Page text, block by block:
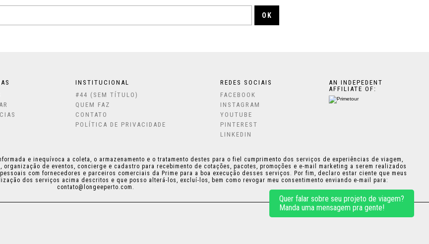
AN INDEPEDENT
AFFILIATE OF:
INSTITUCIONAL
#44 (SEM TÍTULO)
QUEM FAZ
CONTATO
POLÍTICA DE PRIVACIDADE
REDES SOCIAIS
FACEBOOK
INSTAGRAM
YOUTUBE
PINTEREST
LINKEDIN
e inequívoca a coleta, o armazenamento e o tratamento destes para o fiel cumprimento dos serviços de experiências de viagem,
de eventos, concierge e cadastro para recebimento de cotações, pacotes, promoções e e-mail marketing a serem realizados
com fornecedores e parceiros comerciais da Prime para a boa execução desses serviços. Por fim, declaro estar ciente que meus
dos serviços acima descritos e que posso alterá-los, excluí-los, bem como revogar meu consentimento enviando e-mail para:
contato@longeeperto.com .
DESIGN:THAIS KAZAMA•PROGRAMAÇÃO:
Quer falar sobre seu projeto de viagem?
Manda uma mensagem pra gente!